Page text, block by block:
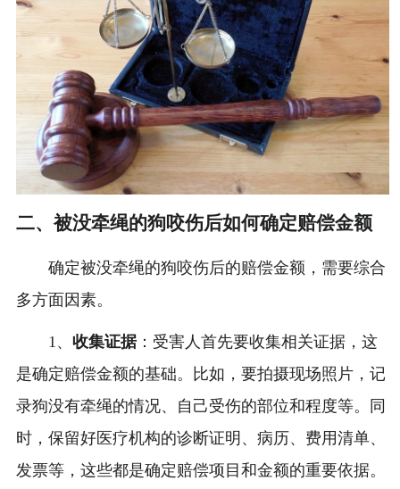
二、被没牵绳的狗咬伤后如何确定赔偿金额
确定被没牵绳的狗咬伤后的赔偿金额，需要综合
多方面因素。
1、 收集证据：受害人首先要收集相关证据，这
是确定赔偿金额的基础。比如，要拍摄现场照片，记
录狗没有牵绳的情况、自己受伤的部位和程度等。同
时，保留好医疗机构的诊断证明、病历、费用清单、
发票等，这些都是确定赔偿项目和金额的重要依据。